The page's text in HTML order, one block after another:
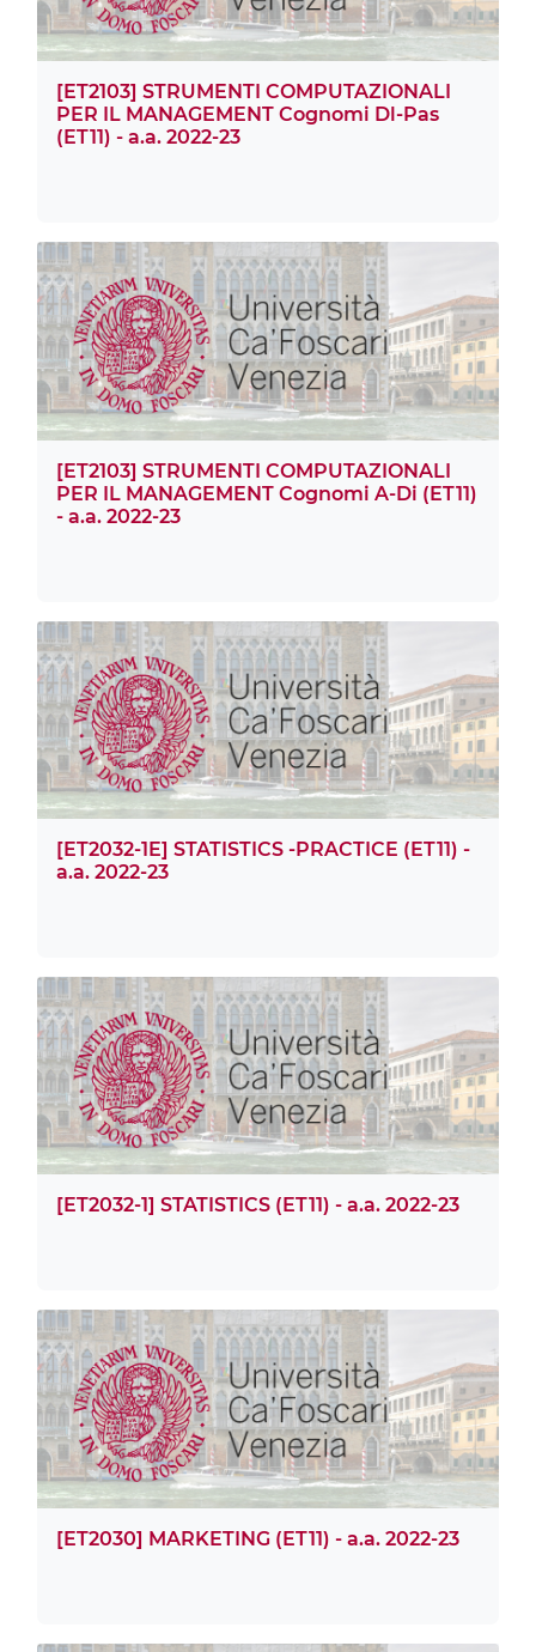
[ET2103] STRUMENTI COMPUTAZIONALI
PER IL MANAGEMENT Cognomi Dl-Pas
(ET11) - a.a. 2022-23
[ET2103] STRUMENTI COMPUTAZIONALI
PER IL MANAGEMENT Cognomi A-Di (ET11)
- a.a. 2022-23
[ET2032-1E] STATISTICS -PRACTICE (ET11) -
a.a. 2022-23
[ET2032-1] STATISTICS (ET11) - a.a. 2022-23
[ET2030] MARKETING (ET11) - a.a. 2022-23